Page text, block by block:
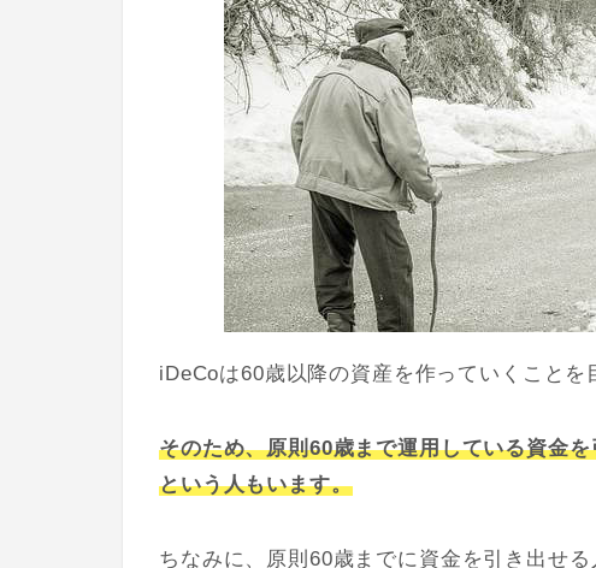
iDeCoは60歳以降の資産を作っていくことを
そのため、原則60歳まで運用している資金
という人もいます。
ちなみに、原則60歳までに資金を引き出せる